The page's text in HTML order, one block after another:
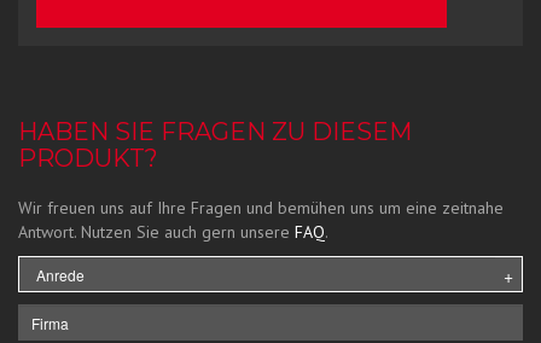
HABEN SIE FRAGEN ZU DIESEM
PRODUKT?
Wir freuen uns auf Ihre Fragen und bemühen uns um eine zeitnahe
Antwort. Nutzen Sie auch gern unsere FAQ.